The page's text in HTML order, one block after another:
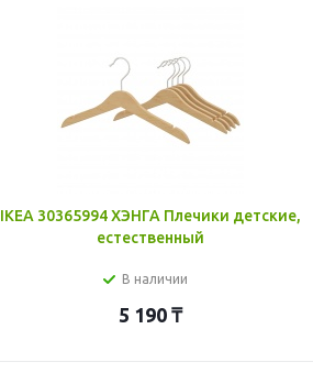
IKEA 30365994 ХЭНГА Плечики детские,
естественный
В наличии
5 190₸